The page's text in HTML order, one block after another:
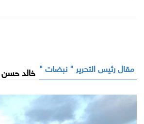
مقال رئيس التحرير " نبضات " خالد حسن